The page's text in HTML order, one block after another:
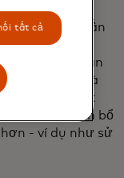
tuyển dụng.
cuộc phỏng vấn
- cộng với
lịch khi thuận
cho các nhà
thúc đẩy kết
xét các cách bổ
- ví dụ như sử
tất cả